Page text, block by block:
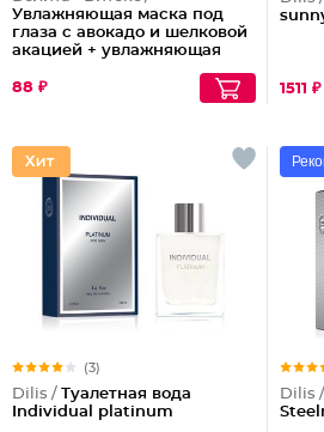
Увлажняющая маска под
глаза с авокадо и шелковой
акацией + увлажняющая
гиалуроновой кислотой
88 ₽ 1511 ₽
(3)
Dilis / Туалетная вода
Individual platinum
Dilis /